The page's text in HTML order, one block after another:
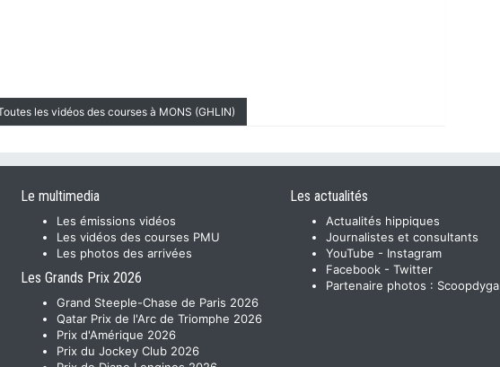
les vidéos des courses à MONS (GHLIN)
Le multimedia
Les émissions vidéos
Les vidéos des courses PMU
Les photos des arrivées
Les Grands Prix 2026
Grand Steeple-Chase de Paris 2026
Qatar Prix de l'Arc de Triomphe 2026
Prix d'Amérique 2026
Prix du Jockey Club 2026
Les actualités
Actualités hippiques
Journalistes et consultants
YouTube - Instagram
Facebook - Twitter
Partenaire photos : Scoopdyga